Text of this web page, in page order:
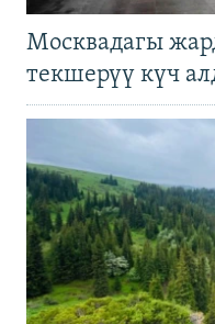
Москвадагы
текшерүү күч